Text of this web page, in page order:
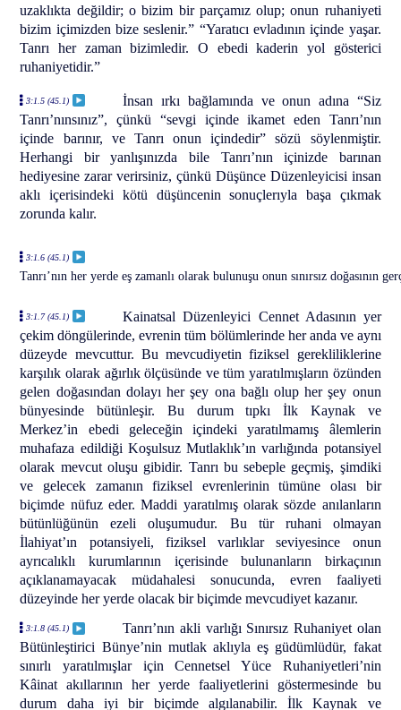
uzaklıkta değildir; o bizim bir parçamız olup; onun ruhaniyeti
bizim içimizden bize seslenir.” “Yaratıcı evladının içinde yaşar.
Tanrı her zaman bizimledir. O ebedi kaderin yol gösterici
ruhaniyetidir.”
3:1.5 (45.1)
İnsan ırkı bağlamında ve onun adına “Siz
Tanrı’nınsınız”, çünkü “sevgi içinde ikamet eden Tanrı’nın
içinde barınır, ve Tanrı onun içindedir” sözü söylenmiştir.
Herhangi bir yanlışınızda bile Tanrı’nın içinizde barınan
hediyesine zarar verirsiniz, çünkü Düşünce Düzenleyicisi insan
aklı içerisindeki kötü düşüncenin sonuçlerıyla başa çıkmak
zorunda kalır.
3:1.6 (45.1)
Tanrı’nın her yerde eş zamanlı olarak bulunuşu onun sınırsız
3:1.7 (45.1)
Kainatsal Düzenleyici Cennet Adasının yer
çekim döngülerinde, evrenin tüm bölümlerinde her anda ve aynı
düzeyde mevcuttur. Bu mevcudiyetin fiziksel gerekliliklerine
karşılık olarak ağırlık ölçüsünde ve tüm yaratılmışların özünden
gelen doğasından dolayı her şey ona bağlı olup her şey onun
bünyesinde bütünleşir. Bu durum tıpkı İlk Kaynak ve
Merkez’in ebedi geleceğin içindeki yaratılmamış âlemlerin
muhafaza edildiği Koşulsuz Mutlaklık’ın varlığında potansiyel
olarak mevcut oluşu gibidir. Tanrı bu sebeple geçmiş, şimdiki
ve gelecek zamanın fiziksel evrenlerinin tümüne olası bir
biçimde nüfuz eder. Maddi yaratılmış olarak sözde anılanların
bütünlüğünün ezeli oluşumudur. Bu tür ruhani olmayan
İlahiyat’ın potansiyeli, fiziksel varlıklar seviyesince onun
ayrıcalıklı kurumlarının içerisinde bulunanların birkaçının
açıklanamayacak müdahalesi sonucunda, evren faaliyeti
düzeyinde her yerde olacak bir biçimde mevcudiyet kazanır.
3:1.8 (45.1)
Tanrı’nın akli varlığı Sınırsız Ruhaniyet olan
Bütünleştirici Bünye’nin mutlak aklıyla eş güdümlüdür, fakat
sınırlı yaratılmışlar için Cennetsel Yüce Ruhaniyetleri’nin
Kâinat akıllarının her yerde faaliyetlerini göstermesinde bu
durum daha iyi bir biçimde algılanabilir. İlk Kaynak ve